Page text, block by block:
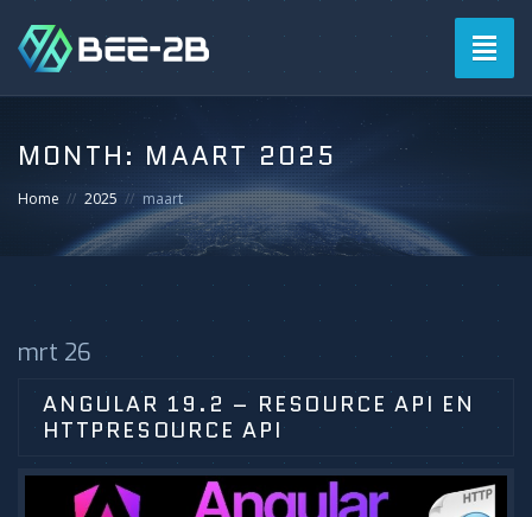
MONTH: MAART 2025
Home 2025 maart
mrt 26
ANGULAR 19.2 – RESOURCE API EN
HTTPRESOURCE API